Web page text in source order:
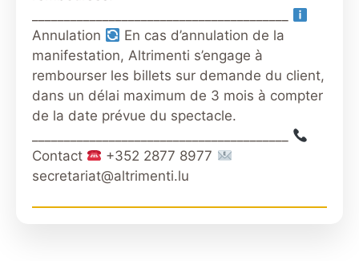
Annulation
En cas d’annulation de la
manifestation, Altrimenti s’engage à
rembourser les billets sur demande du client,
dans un délai maximum de 3 mois à compter
de la date prévue du spectacle.
Contact
+352 2877 8977
secretariat@altrimenti.lu